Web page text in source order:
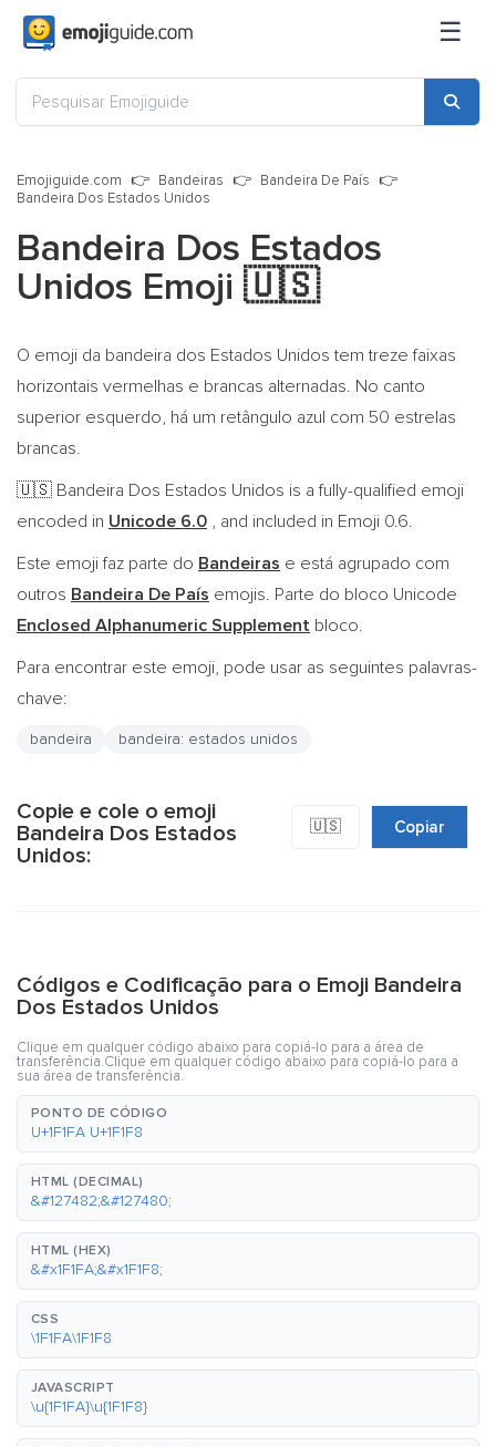
☰
Emojiguide.com Bandeiras
Bandeira De País
Bandeira Dos Estados Unidos
Bandeira Dos Estados
Unidos Emoji 🇺🇸
O emoji da bandeira dos Estados Unidos tem treze faixas
horizontais vermelhas e brancas alternadas. No canto
superior esquerdo, há um retângulo azul com 50 estrelas
brancas.
🇺🇸 Bandeira Dos Estados Unidos is a fully-qualified emoji
encoded in Unicode 6.0 , and included in Emoji 0.6.
Este emoji faz parte do Bandeiras e está agrupado com
outros Bandeira De País emojis. Parte do bloco Unicode
Enclosed Alphanumeric Supplement bloco.
Para encontrar este emoji, pode usar as seguintes palavras-
chave:
bandeira bandeira: estados unidos
Copie e cole o emoji
Bandeira Dos Estados
Unidos:
🇺🇸 Copiar
Códigos e Codificação para o Emoji Bandeira
Dos Estados Unidos
Clique em qualquer código abaixo para copiá-lo para a área de
transferência.Clique em qualquer código abaixo para copiá-lo para a
sua área de transferência.
PONTO DE CÓDIGO
U+1F1FA U+1F1F8
HTML (DECIMAL)
&#127482;&#127480;
HTML (HEX)
&#x1F1FA;&#x1F1F8;
CSS
\1F1FA\1F1F8
JAVASCRIPT
\u{1F1FA}\u{1F1F8}